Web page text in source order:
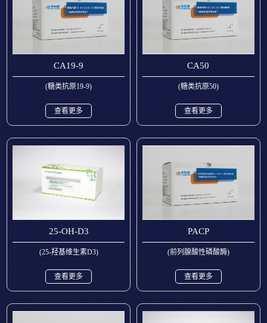
CA19-9
(糖类抗原19-9)
查看更多
CA50
(糖类抗原50)
查看更多
25-OH-D3
(25-羟基维生素D3)
查看更多
PACP
(前列腺酸性磷酸酶)
查看更多